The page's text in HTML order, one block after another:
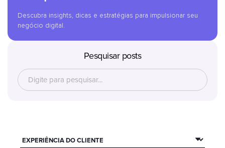
Descubra insights, dicas e estratégias para impulsionar seu
negócio digital.
Pesquisar posts